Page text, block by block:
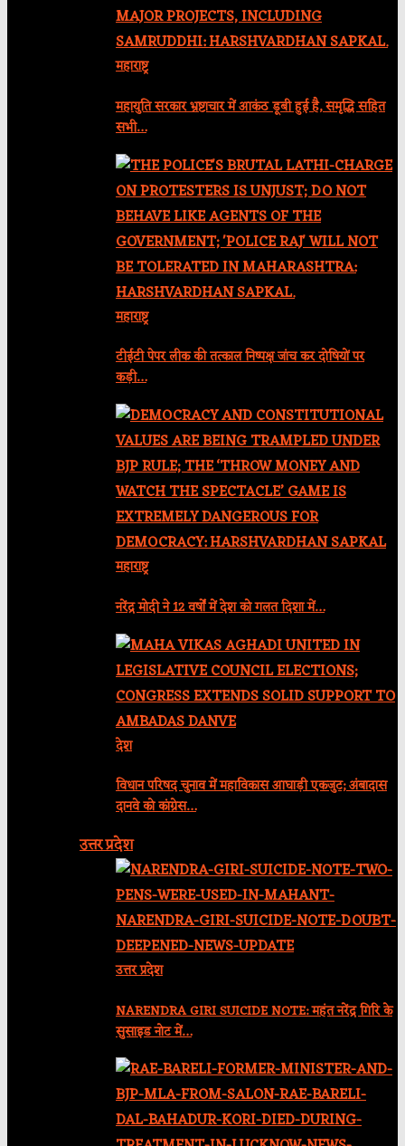
महाराष्ट्र
महायुति सरकार भ्रष्टाचार में आकंठ डूबी हुई है, समृद्धि सहित
सभी…
महाराष्ट्र
टीईटी पेपर लीक की तत्काल निष्पक्ष जांच कर दोषियों पर
कड़ी…
महाराष्ट्र
नरेंद्र मोदी ने 12 वर्षों में देश को गलत दिशा में…
देश
विधान परिषद चुनाव में महाविकास आघाड़ी एकजुट; अंबादास
दानवे को कांग्रेस…
उत्तर प्रदेश
उत्तर प्रदेश
NARENDRA GIRI SUICIDE NOTE: महंत नरेंद्र गिरि के
सुसाइड नोट में…